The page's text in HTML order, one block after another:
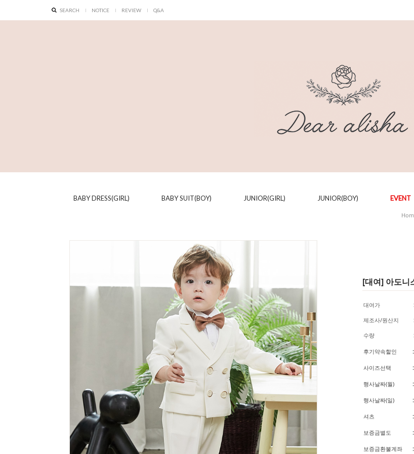
SEARCH NOTICE REVIEW Q&A
BABY DRESS(GIRL) BABY SUIT(BOY) JUNIOR(GIRL) JUNIOR(BOY) EVENT
[대여] 아도니
대여가
제조사/원산지
수량
후기약속할인 :
사이즈선택 :
행사날짜(월) :
행사날짜(일) :
셔츠 :
보증금별도 :
보증금환불계좌 :